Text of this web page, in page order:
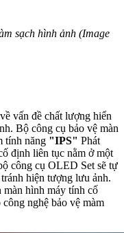
sạch hình ảnh (Image
vấn đề chất lượng hiển
Bộ công cụ bảo vệ màn
tính năng "IPS" Phát
định liên tục nằm ở một
công cụ OLED Set sẽ tự
hiện tượng lưu ảnh.
hình máy tính cố
nghệ bảo vệ màm